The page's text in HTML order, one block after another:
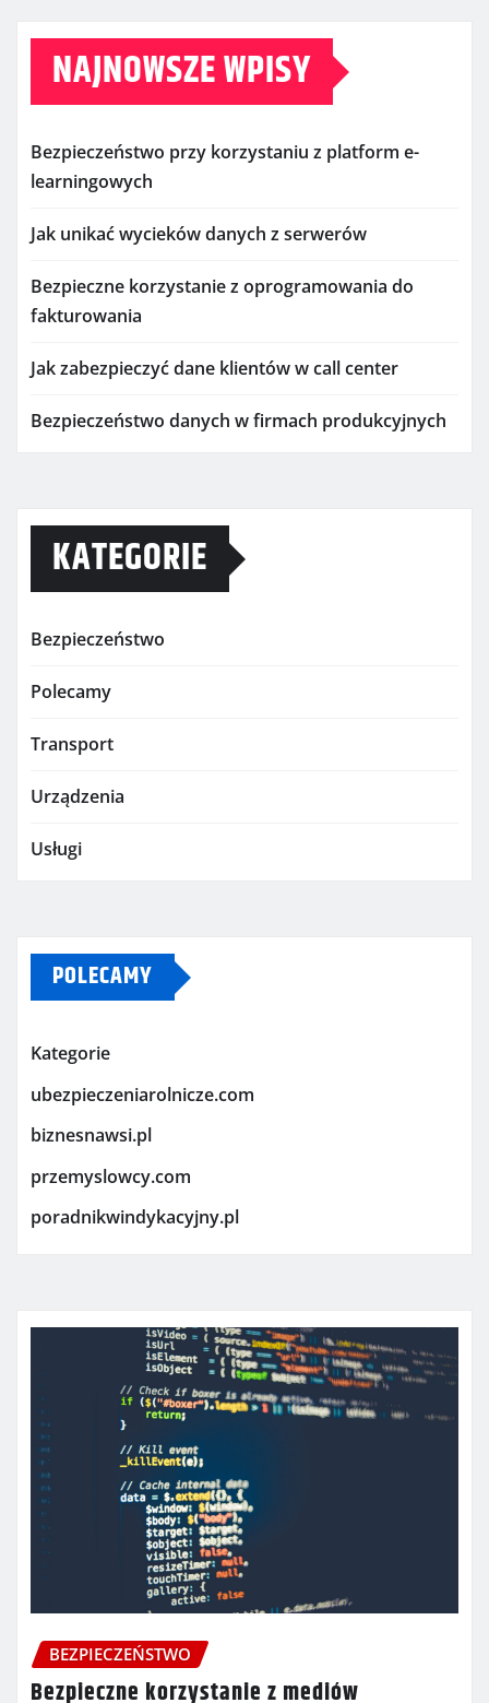
NAJNOWSZE WPISY
Bezpieczeństwo przy korzystaniu z platform e-
learningowych
Jak unikać wycieków danych z serwerów
Bezpieczne korzystanie z oprogramowania do
fakturowania
Jak zabezpieczyć dane klientów w call center
Bezpieczeństwo danych w firmach produkcyjnych
KATEGORIE
Bezpieczeństwo
Polecamy
Transport
Urządzenia
Usługi
POLECAMY
Kategorie
ubezpieczeniarolnicze.com
biznesnawsi.pl
przemyslowcy.com
poradnikwindykacyjny.pl
BEZPIECZEŃSTWO
Bezpieczne korzystanie z mediów